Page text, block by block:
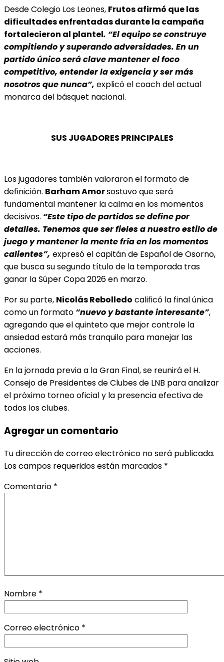
Desde Colegio Los Leones, Frutos afirmó que las
dificultades enfrentadas durante la campaña
fortalecieron al plantel. “El equipo se construye
compitiendo y superando adversidades. En un
partido único será clave mantener el foco
competitivo, entender la exigencia y ser más
nosotros que nunca”, explicó el coach del actual
monarca del básquet nacional.
SUS JUGADORES PRINCIPALES
Los jugadores también valoraron el formato de
definición. Barham Amorsostuvo que será
fundamental mantener la calma en los momentos
decisivos. “Este tipo de partidos se define por
detalles. Tenemos que ser fieles a nuestro estilo de
juego y mantener la mente fría en los momentos
calientes”, expresó el capitán de Español de Osorno,
que busca su segundo título de la temporada tras
ganar la Súper Copa 2026 en marzo.
Por su parte, Nicolás Rebolledo calificó la final única
como un formato “nuevo y bastante interesante”,
agregando que el quinteto que mejor controle la
ansiedad estará más tranquilo para manejar las
acciones.
En la jornada previa a la Gran Final, se reunirá el H.
Consejo de Presidentes de Clubes de LNB para analizar
el próximo torneo oficial y la presencia efectiva de
todos los clubes.
Agregar un comentario
Tu dirección de correo electrónico no será publicada.
Los campos requeridos están marcados *
Comentario *
Nombre *
Correo electrónico *